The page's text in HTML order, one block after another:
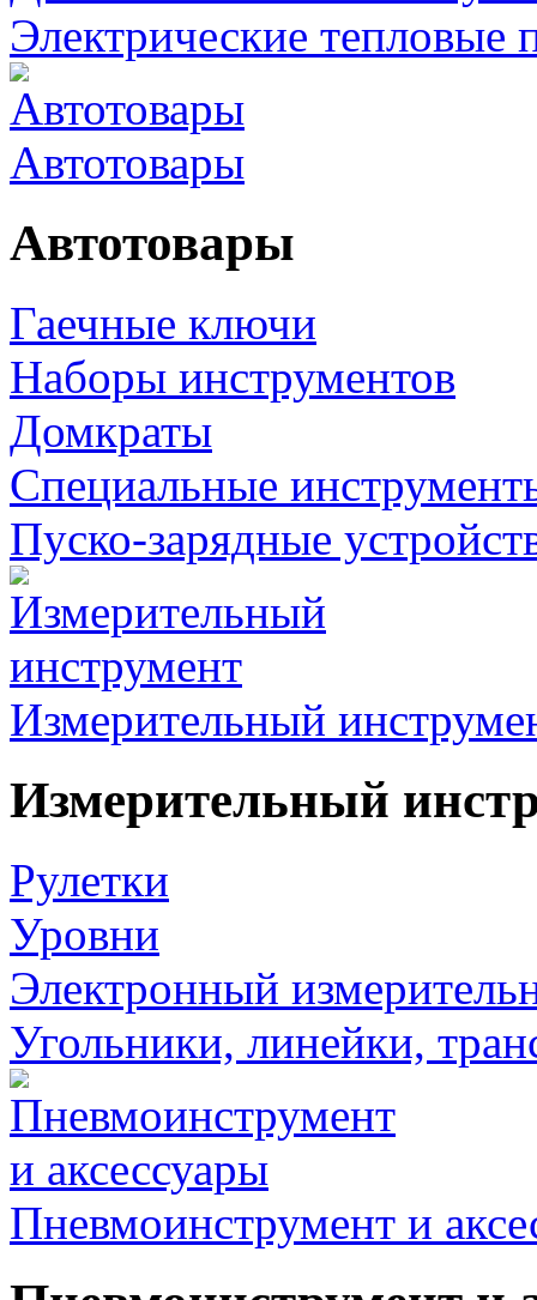
Электрические тепловые
Автотовары
Автотовары
Гаечные ключи
Наборы инструментов
Домкраты
Специальные
Пуско-зарядные
Измерительный
Измерительный
Рулетки
Уровни
Электронный
Угольники, линейки,
Пневмоинструмент и